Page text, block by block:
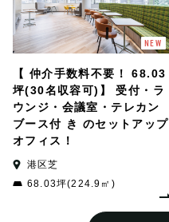
NEW
【 仲介手数料不要！ 68.03
坪(30名収容可)】 受付・ラ
ウンジ・会議室・テレカン
ブース付 き のセットアップ
オフィス！
港区芝
68.03坪(224.9㎡)